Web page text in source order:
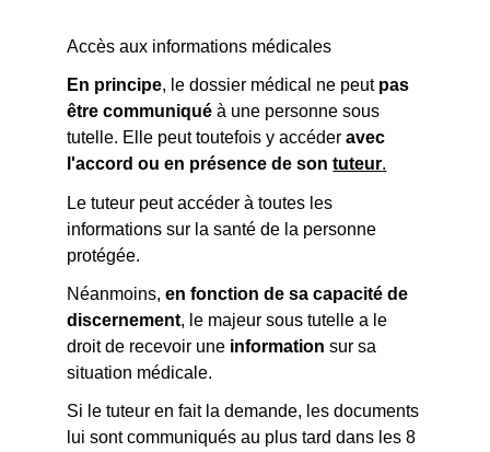
Accès aux informations médicales
En principe, le dossier médical ne peut pas
être communiquéà une personne sous
tutelle. Elle peut toutefois y accéderavec
l'accord ou en présence de sontuteur.
Le tuteur peut accéder à toutes les
informations sur la santé de la personne
protégée.
Néanmoins,en fonction de sa capacité de
discernement, le majeur sous tutelle a le
droit de recevoir une information sur sa
situation médicale.
Si le tuteur en fait la demande, les documents
lui sont communiqués au plus tard dans les 8